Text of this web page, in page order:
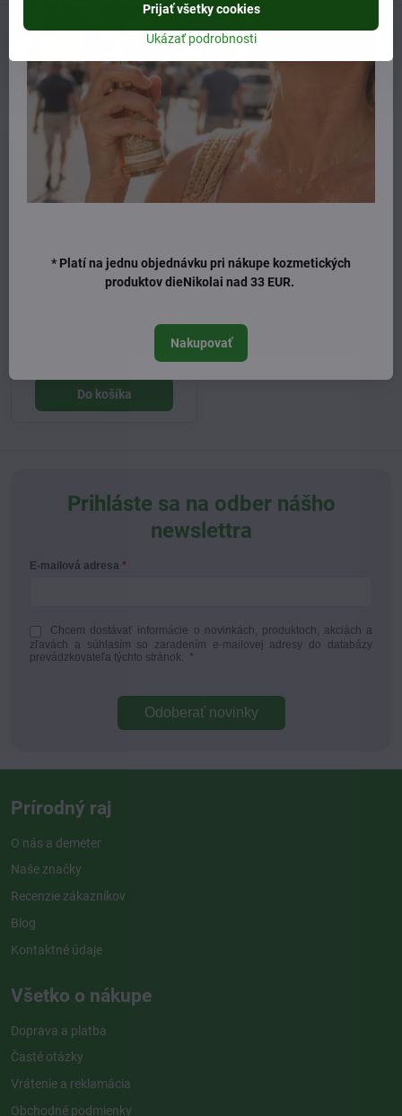
Nasledujúci produkt
Naposledy ste si prezerali
Do košíka
Prihláste sa na odber nášho
newslettra
E-mailová adresa
Chcem dostávať informácie o novinkách, produktoch, akciách a
zľavách a súhlasím so zaradením e-mailovej adresy do databázy
prevádzkovateľa týchto stránok.
*
Odoberať novinky
Prírodný raj
O nás a demeter
Naše značky
Recenzie zákazníkov
Blog
Kontaktné údaje
Všetko o nákupe
Doprava a platba
Časté otázky
Vrátenie a reklamácia
Obchodné podmienky
Ukázať podrobnosti
Prijať všetky cookies
* Platí na jednu objednávku pri nákupe kozmetických
produktov dieNikolai nad 33 EUR.
Nakupovať